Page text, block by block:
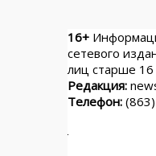
16+
сетевого
лиц старше 16
Редакция:
Телефон: